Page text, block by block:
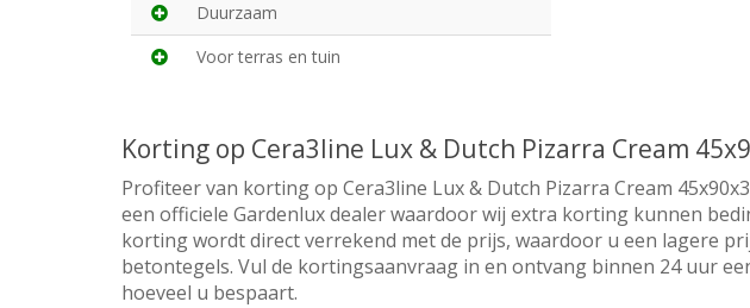
Duurzaam
Voor terras en tuin
Korting op Cera3line Lux & Dutch Pizarra Cream
Profiteer van korting op Cera3line Lux & Dutch Pizarra Cream
een officiele Gardenlux dealer waardoor wij extra korting kunnen
korting wordt direct verrekend met de prijs, waardoor u een lagere
betontegels. Vul de kortingsaanvraag in en ontvang binnen 24 uur
hoeveel u bespaart.